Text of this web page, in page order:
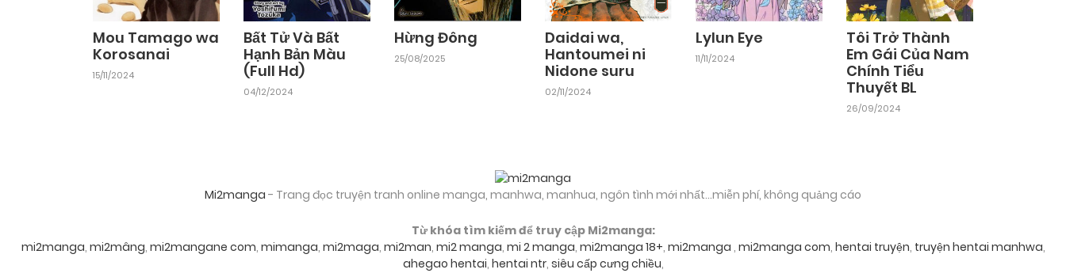
Mou Tamago wa
Korosanai
15/11/2024
Bất Tử Và Bất
Hạnh Bản Màu
(Full Hd)
04/12/2024
Hừng Đông
25/08/2025
Daidai wa,
Hantoumei ni
Nidone suru
02/11/2024
Lylun Eye
11/11/2024
Tôi Trở Thành
Em Gái Của Nam
Chính Tiểu
Thuyết BL
26/09/2024
Mi2manga - Trang đọc truyện tranh online manga, manhwa, manhua, ngôn tình mới nhất...miễn phí, không quảng cáo
Từ khóa tìm kiếm để truy cập Mi2manga:
mi2manga, mi2mâng, mi2mangane com, mimanga, mi2maga, mi2man, mi2 manga, mi 2 manga, mi2manga 18+, mi2manga , mi2manga com, hentai truyện, truyện hentai manhwa,
ahegao hentai, hentai ntr, siêu cấp cưng chiều,